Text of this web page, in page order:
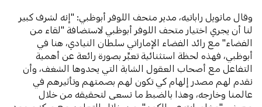
وقال مانويل راباتيه، مدير متحف اللوفر أبوظبي: "إنه لشرف كبير
لنا أن يجري اختيار متحف اللوفر أبوظبي لاستضافة "لقاء من
الفضاء" مع رائد الفضاء الإماراتي سلطان النيادي، هنا في
أبوظبي، فهذه لحظة استثنائية تعبِّر بصورة رائعة عن أهمية
التفاعل مع أصحاب العقول الشابة التي يحدوها الشغف، وأن
نقدم لهم مصدر إلهام كي تكون لهم بصمتهم وتأثيرهم في
عالمنا وخارجه، وهذا بالضبط ما نسعى لتحقيقه من خلال